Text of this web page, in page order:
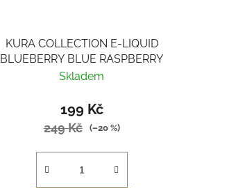
KURA COLLECTION E-LIQUID
BLUEBERRY BLUE RASPBERRY
Skladem
199 Kč
249 Kč (–20 %)